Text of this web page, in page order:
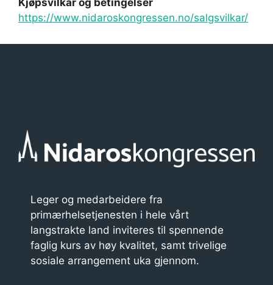
Kjøpsvilkår og betingelser
https://www.nidaroskongressen.no/salgsvilkar/
Leger og medarbeidere fra
primærhelsetjenesten i hele vårt
langstrakte land inviteres til spennende
faglig kurs av høy kvalitet, samt trivelige
sosiale arrangement uka gjennom.